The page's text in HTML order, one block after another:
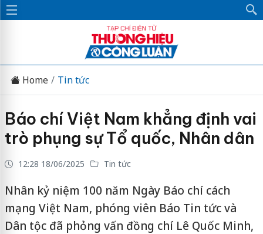
Home Tin tức
Báo chí Việt Nam khẳng định vai
trò phụng sự Tổ quốc, Nhân dân
12:28 18/06/2025 Tin tức
Nhân kỷ niệm 100 năm Ngày Báo chí cách
mạng Việt Nam, phóng viên Báo Tin tức và
Dân tộc đã phỏng vấn đồng chí Lê Quốc Minh,